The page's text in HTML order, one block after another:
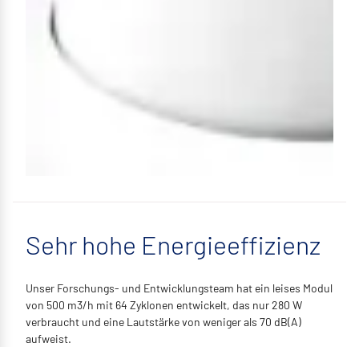
Sehr hohe Energieeffizienz
Unser Forschungs- und Entwicklungsteam hat ein leises Modul
von 500 m3/h mit 64 Zyklonen entwickelt, das nur 280 W
verbraucht und eine Lautstärke von weniger als 70 dB(A)
aufweist.